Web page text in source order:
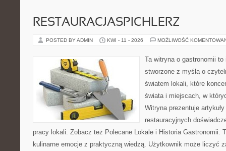
RESTAURACJASPICHLERZ
POSTED BY ADMIN KWI - 11 - 2026 MOŻLIWOŚĆ
Ta witryna o gastronomii
stworzone z myślą o
światem lokali, które
świata i miejscach, w
Witryna prezentuje
restauracyjnych
pracy lokali. Zobacz też Polecane Lokale i Historia Gastronomii.
kulinarne emocje z praktyczną wiedzą. Użytkownik może liczyć